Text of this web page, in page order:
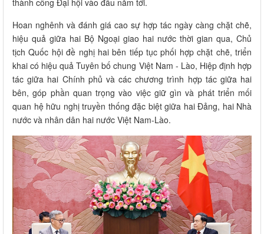
thành công Đại hội vào đầu năm tới.
Hoan nghênh và đánh giá cao sự hợp tác ngày càng chặt chẽ,
hiệu quả giữa hai Bộ Ngoại giao hai nước thời gian qua, Chủ
tịch Quốc hội đề nghị hai bên tiếp tục phối hợp chặt chẽ, triển
khai có hiệu quả Tuyên bố chung Việt Nam - Lào, Hiệp định hợp
tác giữa hai Chính phủ và các chương trình hợp tác giữa hai
bên, góp phần quan trọng vào việc giữ gìn và phát triển mối
quan hệ hữu nghị truyền thống đặc biệt giữa hai Đảng, hai Nhà
nước và nhân dân hai nước Việt Nam-Lào.